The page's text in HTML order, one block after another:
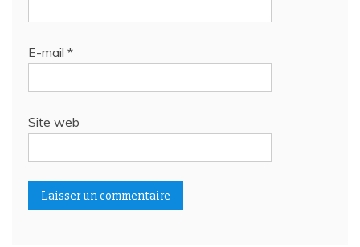
E-mail *
Site web